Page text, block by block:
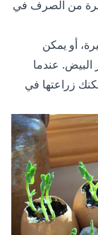
من الصرف في
أو يمكن
عندما
زراعتها في